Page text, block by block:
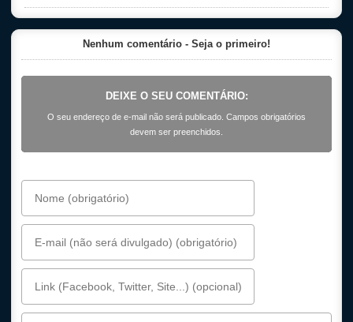
Nenhum comentário - Seja o primeiro!
DEIXE O SEU COMENTÁRIO:
O seu endereço de e-mail não será publicado. Campos obrigatórios
devem ser preenchidos.